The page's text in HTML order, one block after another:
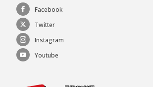
Facebook
Twitter
Instagram
Youtube